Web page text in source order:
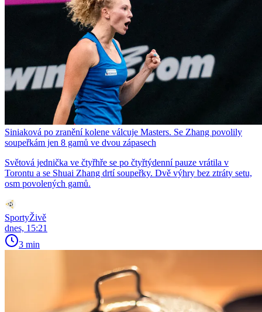
Siniaková po zranění kolene válcuje Masters. Se Zhang povolily
soupeřkám jen 8 gamů ve dvou zápasech
Světová jednička ve čtyřhře se po čtyřtýdenní pauze vrátila v
Torontu a se Shuai Zhang drtí soupeřky. Dvě výhry bez ztráty setu,
osm povolených gamů.
SportyŽivě
dnes, 15:21
3 min